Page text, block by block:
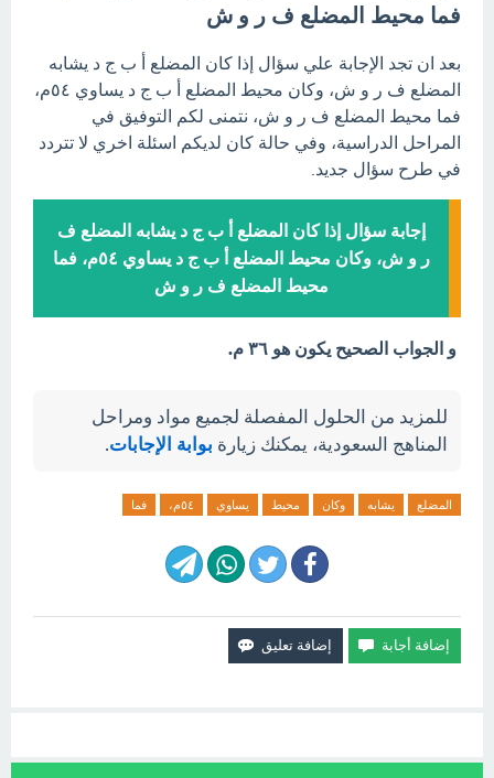
فما محيط المضلع ف ر و ش
بعد ان تجد الإجابة علي سؤال إذا كان المضلع أ ب ج د يشابه
المضلع ف ر و ش، وكان محيط المضلع أ ب ج د يساوي ٥٤م،
فما محيط المضلع ف ر و ش، نتمنى لكم التوفيق في
المراحل الدراسية، وفي حالة كان لديكم اسئلة اخري لا تتردد
في طرح سؤال جديد.
إجابة سؤال إذا كان المضلع أ ب ج د يشابه المضلع ف
ر و ش، وكان محيط المضلع أ ب ج د يساوي ٥٤م، فما
محيط المضلع ف ر و ش
و الجواب الصحيح يكون هو ٣٦ م.
للمزيد من الحلول المفصلة لجميع مواد ومراحل
المناهج السعودية، يمكنك زيارة بوابة الإجابات.
المضلع يشابه وكان محيط يساوي ٥٤م، فما